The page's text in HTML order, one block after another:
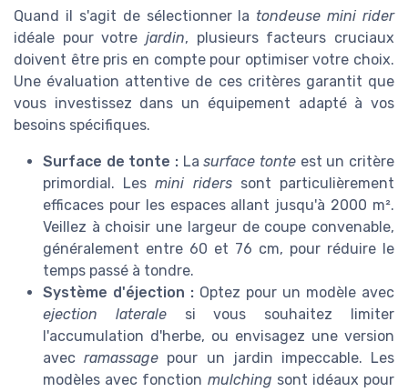
Quand il s'agit de sélectionner la tondeuse mini rider
idéale pour votre jardin, plusieurs facteurs cruciaux
doivent être pris en compte pour optimiser votre choix.
Une évaluation attentive de ces critères garantit que
vous investissez dans un équipement adapté à vos
besoins spécifiques.
Surface de tonte : Lasurface tonte est un critère
primordial. Lesmini riderssont particulièrement
efficaces pour les espaces allant jusqu'à 2000 m².
Veillez à choisir une largeur de coupe convenable,
généralement entre 60 et 76 cm, pour réduire le
temps passé à tondre.
Système d'éjection : Optez pour un modèle avec
ejection lateralesi vous souhaitez limiter
l'accumulation d'herbe, ou envisagez une version
avecramassage pour un jardin impeccable. Les
modèles avec fonction mulching sont idéaux pour